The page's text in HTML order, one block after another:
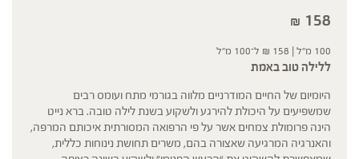
₪ 158
100 מ"ל | ₪ 158 ל־100 מ"ל
ללילה טוב באמת
היומיום של החיים המודרניים מלווה בגורמי מתח ועומס רבים
שמשפיעים על היכולת להירגע ולשקוע בשנת לילה טובה. ברא נייט
הינה פרומולת צמחים אשר על פי הרפואה המסורתית איכותם המרפה,
והאנרגיה המרגיעה שאצורה בהם, משרים תחושת נינוחות כללית,